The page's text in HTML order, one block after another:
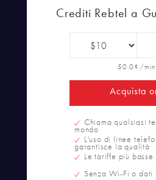
Crediti Rebtel a
50.0¢/min
Acquista
Chiama qualsiasi
mondo
L'uso di linee
garantisce la qualità
Le tariffe più basse
Senza Wi-Fi o dati